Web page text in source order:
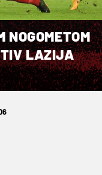
NOGOMETOM
LAZIJA